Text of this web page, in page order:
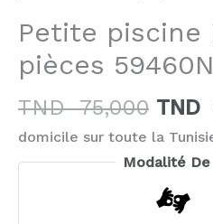
Petite piscine
pièces
TND75,000 TND
domicile sur toute la
Modalité